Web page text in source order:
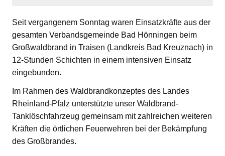
Seit vergangenem Sonntag waren Einsatzkräfte aus der
gesamten Verbandsgemeinde Bad Hönningen beim
Großwaldbrand in Traisen (Landkreis Bad Kreuznach) in
12-Stunden Schichten in einem intensiven Einsatz
eingebunden.
Im Rahmen des Waldbrandkonzeptes des Landes
Rheinland-Pfalz unterstützte unser Waldbrand-
Tanklöschfahrzeug gemeinsam mit zahlreichen weiteren
Kräften die örtlichen Feuerwehren bei der Bekämpfung
des Großbrandes.